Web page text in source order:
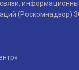
(Роскомнадзор)